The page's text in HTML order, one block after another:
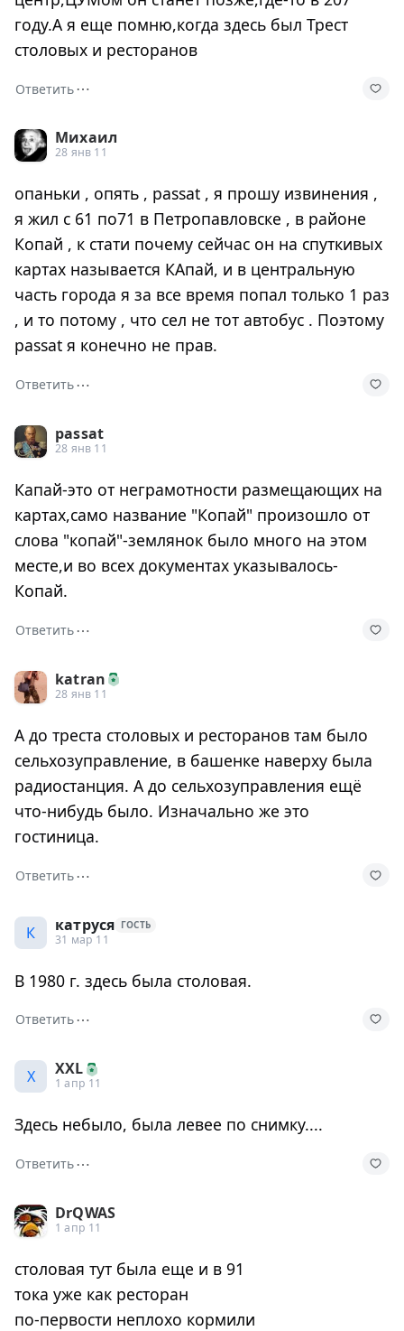
году.А я еще помню,когда здесь был Трест
столовых и ресторанов
Ответить⋯
Михаил
28 янв 11
опаньки , опять , passat , я прошу извинения ,
я жил с 61 по71 в Петропавловске , в районе
Копай , к стати почему сейчас он на спуткивых
картах называется КАпай, и в центральную
часть города я за все время попал только 1 раз
, и то потому , что сел не тот автобус . Поэтому
passat я конечно не прав.
Ответить⋯
passat
28 янв 11
Капай-это от неграмотности размещающих на
картах,само название "Копай" произошло от
слова "копай"-землянок было много на этом
месте,и во всех документах указывалось-
Копай.
Ответить⋯
katran
28 янв 11
А до треста столовых и ресторанов там было
сельхозуправление, в башенке наверху была
радиостанция. А до сельхозуправления ещё
что-нибудь было. Изначально же это
гостиница.
Ответить⋯
К катруся ГОСТЬ
31 мар 11
В 1980 г. здесь была столовая.
Ответить⋯
X XXL
1 апр 11
Здесь небыло, была левее по снимку....
Ответить⋯
DrQWAS
1 апр 11
столовая тут была еще и в 91
тока уже как ресторан
по-первости неплохо кормили